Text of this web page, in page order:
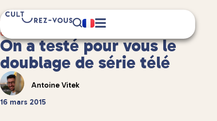
Culture
3 minute(s) de lecture
On a testé pour vous le
doublage de série télé
Antoine Vitek
16 mars 2015